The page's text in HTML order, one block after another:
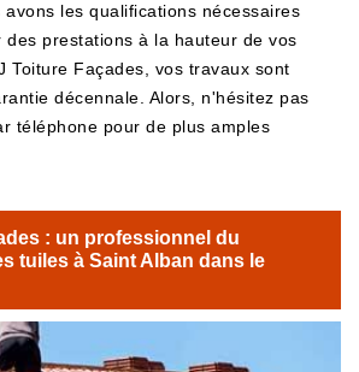
avons les qualifications nécessaires
des prestations à la hauteur de vos
Toiture Façades, vos travaux sont
décennale. Alors, n'hésitez pas
téléphone pour de plus amples
: un professionnel du
tuiles à Saint Alban dans le